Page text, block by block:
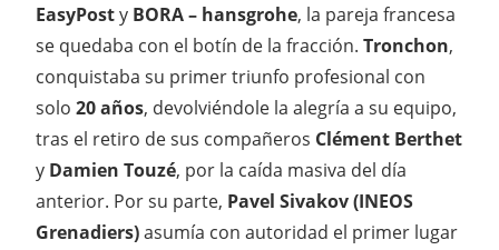
EasyPosty BORA – hansgrohe, la pareja francesa
se quedaba con el botín de la fracción. Tronchon,
conquistaba su primer triunfo profesional con
solo 20 años, devolviéndole la alegría a su equipo,
tras el retiro de sus compañeros Clément Berthet
y Damien Touzé, por la caída masiva del día
anterior. Por su parte, Pavel Sivakov (INEOS
Grenadiers)asumía con autoridad el primer lugar